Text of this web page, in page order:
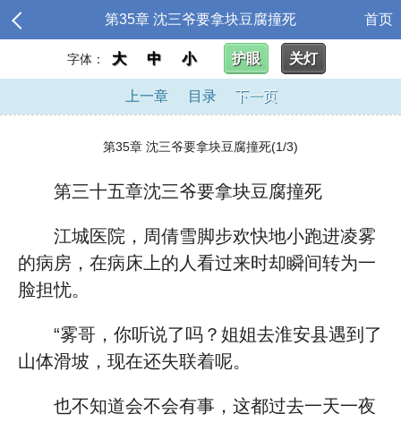
第35章 沈三爷要拿块豆腐撞死 首页
字体： 大 中 小 护眼 关灯
上一章 目录 下一页
第35章 沈三爷要拿块豆腐撞死(1/3)
第三十五章沈三爷要拿块豆腐撞死
江城医院，周倩雪脚步欢快地小跑进凌雾
的病房，在病床上的人看过来时却瞬间转为一
脸担忧。
“雾哥，你听说了吗？姐姐去淮安县遇到了
山体滑坡，现在还失联着呢。
也不知道会不会有事，这都过去一天一夜